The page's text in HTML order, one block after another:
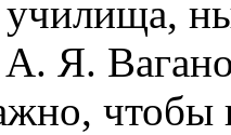
училища,
Я.
чтобы